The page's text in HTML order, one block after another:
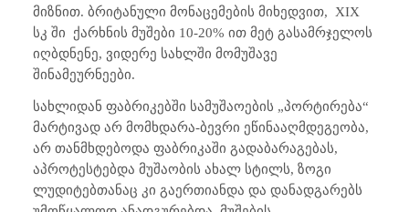
მიზნით. ბრიტანული მონაცემების მიხედვით, XIX
სკ ში ქარხნის მუშები 10-20% ით მეტ გასამრჯელოს
იღბდნენე, ვიდერე სახლში მომუშავე
შინამეურნეები.
სახლიდან ფაბრიკებში სამუშაოების „პორტირება“
მარტივად არ მომხდარა-ბევრი ეწინააღმდეგეობა,
არ თანმხდებოდა ფაბრიკაში გადაბარაგებას,
აპროტესტებდა მუშაობის ახალ სტილს, ზოგი
ლუდიტებთანაც კი გაერთიანდა და დანადგარებს